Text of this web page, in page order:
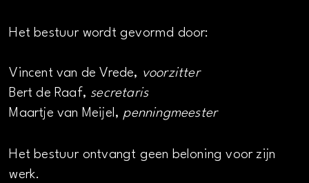
Het bestuur wordt gevormd door:
Vincent van de Vrede, voorzitter
Bert de Raaf, secretaris
Maartje van Meijel, penningmeester
Het bestuur ontvangt geen beloning voor zijn
werk.